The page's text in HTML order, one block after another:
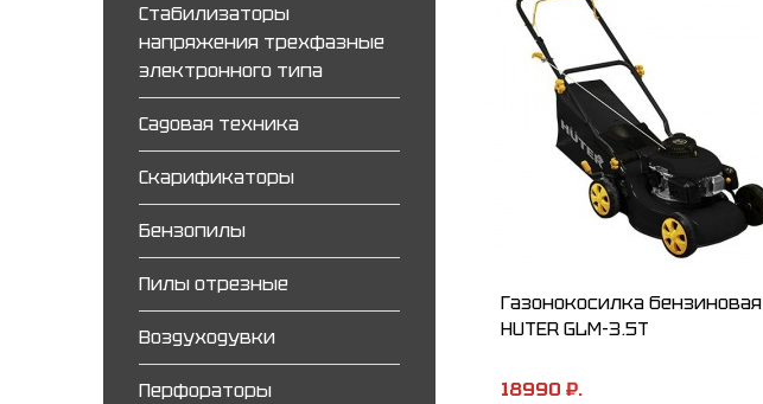
Стабилизаторы
напряжения трехфазные
электронного типа
Садовая техника
Скарификаторы
Бензопилы
Пилы отрезные
Воздуходувки
Перфораторы
Газонокосилка бензиновая
HUTER GLM-3.5T
18990 ₽.